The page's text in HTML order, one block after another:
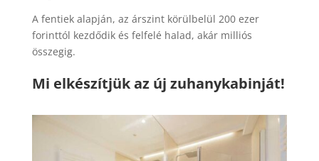
A fentiek alapján, az árszint körülbelül 200 ezer
forinttól kezdődik és felfelé halad, akár milliós
összegig.
Mi elkészítjük az új zuhanykabinját!